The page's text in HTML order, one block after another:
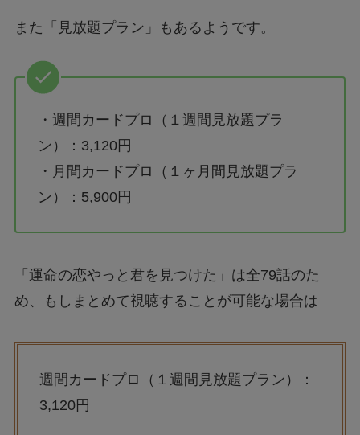
また「見放題プラン」もあるようです。
・週間カードプロ（１週間見放題プラ
ン）：3,120円
・月間カードプロ（１ヶ月間見放題プラ
ン）：5,900円
「運命の恋やっと君を見つけた」は全79話のた
め、もしまとめて視聴することが可能な場合は
週間カードプロ（１週間見放題プラン）：
3,120円